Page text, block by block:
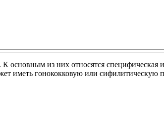
основным из них относятся
гонококковую или сифилитическую